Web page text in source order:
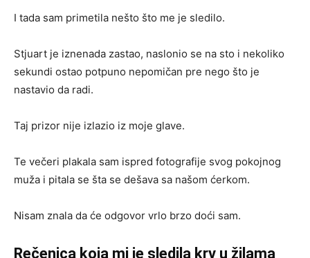
I tada sam primetila nešto što me je sledilo.
Stjuart je iznenada zastao, naslonio se na sto i nekoliko
sekundi ostao potpuno nepomičan pre nego što je
nastavio da radi.
Taj prizor nije izlazio iz moje glave.
Te večeri plakala sam ispred fotografije svog pokojnog
muža i pitala se šta se dešava sa našom ćerkom.
Nisam znala da će odgovor vrlo brzo doći sam.
Rečenica koja mi je sledila krv u žilama